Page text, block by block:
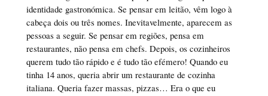
identidade gastronómica. Se pensar em leitão, vêm logo à
cabeça dois ou três nomes. Inevitavelmente, aparecem as
pessoas a seguir. Se pensar em regiões, pensa em
restaurantes, não pensa em chefs. Depois, os cozinheiros
querem tudo tão rápido e é tudo tão efémero! Quando eu
tinha 14 anos, queria abrir um restaurante de cozinha
italiana. Queria fazer massas, pizzas… Era o que eu